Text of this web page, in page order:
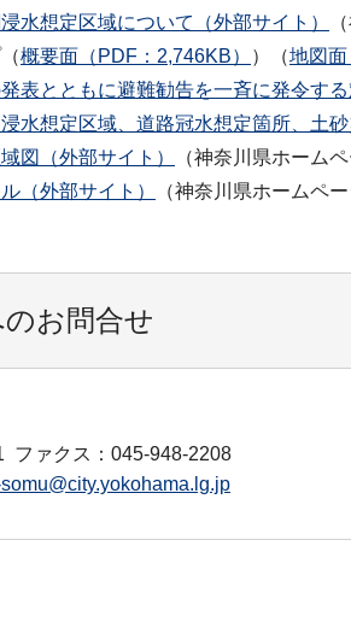
水想定区域について（外部サイト）
概要面（PDF：2,746KB） ）（地図面
表とともに避難勧告を一斉に発令す
水想定区域、道路冠水想定箇所、土
図（外部サイト）
（神奈川県ホームペ
（外部サイト）
（神奈川県ホームペー
お問合せ
ファクス：045-948-2208